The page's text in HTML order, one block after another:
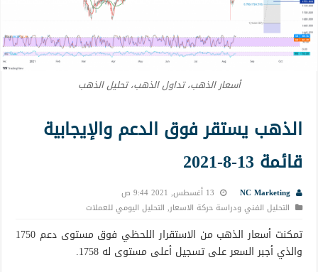
أسعار الذهب، تداول الذهب، تحليل الذهب
الذهب يستقر فوق الدعم والإيجابية
قائمة 13-8-2021
NC Marketing
13 أغسطس, 2021 9:44 ص
التحليل الفني ودراسة حركة الاسعار, التحليل اليومي للعملات
تمكنت أسعار الذهب من الاستقرار اللحظي فوق مستوى دعم 1750
والذي أجبر السعر على تسجيل أعلى مستوى له 1758.